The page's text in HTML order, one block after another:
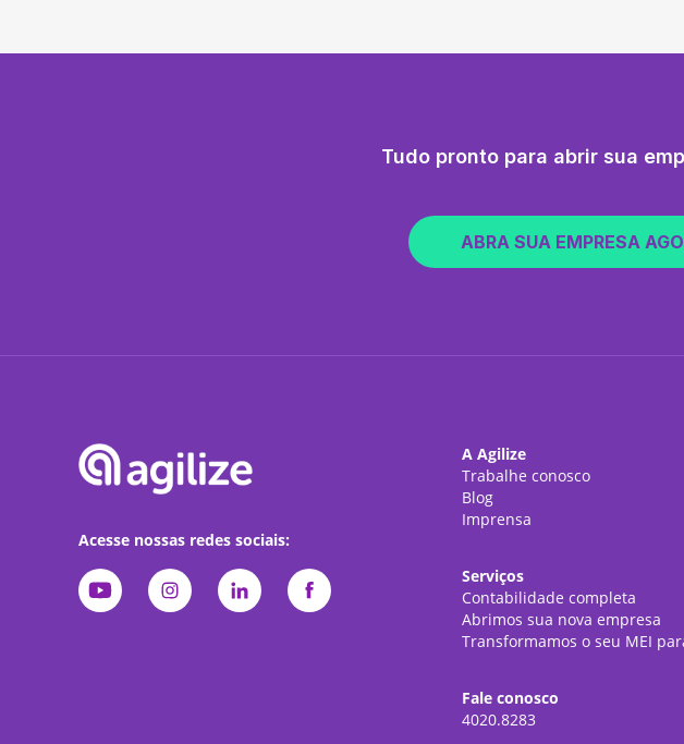
Tudo pronto para abrir sua
ABRA SUA EMPRESA
Acesse nossas redes sociais:
A Agilize
Trabalhe conosco
Blog
Imprensa
Serviços
Contabilidade completa
Abrimos sua nova empresa
Transformamos o seu MEI
Fale conosco
4020.8283